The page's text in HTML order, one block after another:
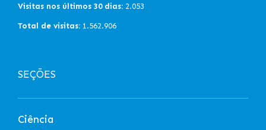
Visitas nos últimos 30 dias: 2.053
Total de visitas: 1.562.906
SEÇÕES
Ciência